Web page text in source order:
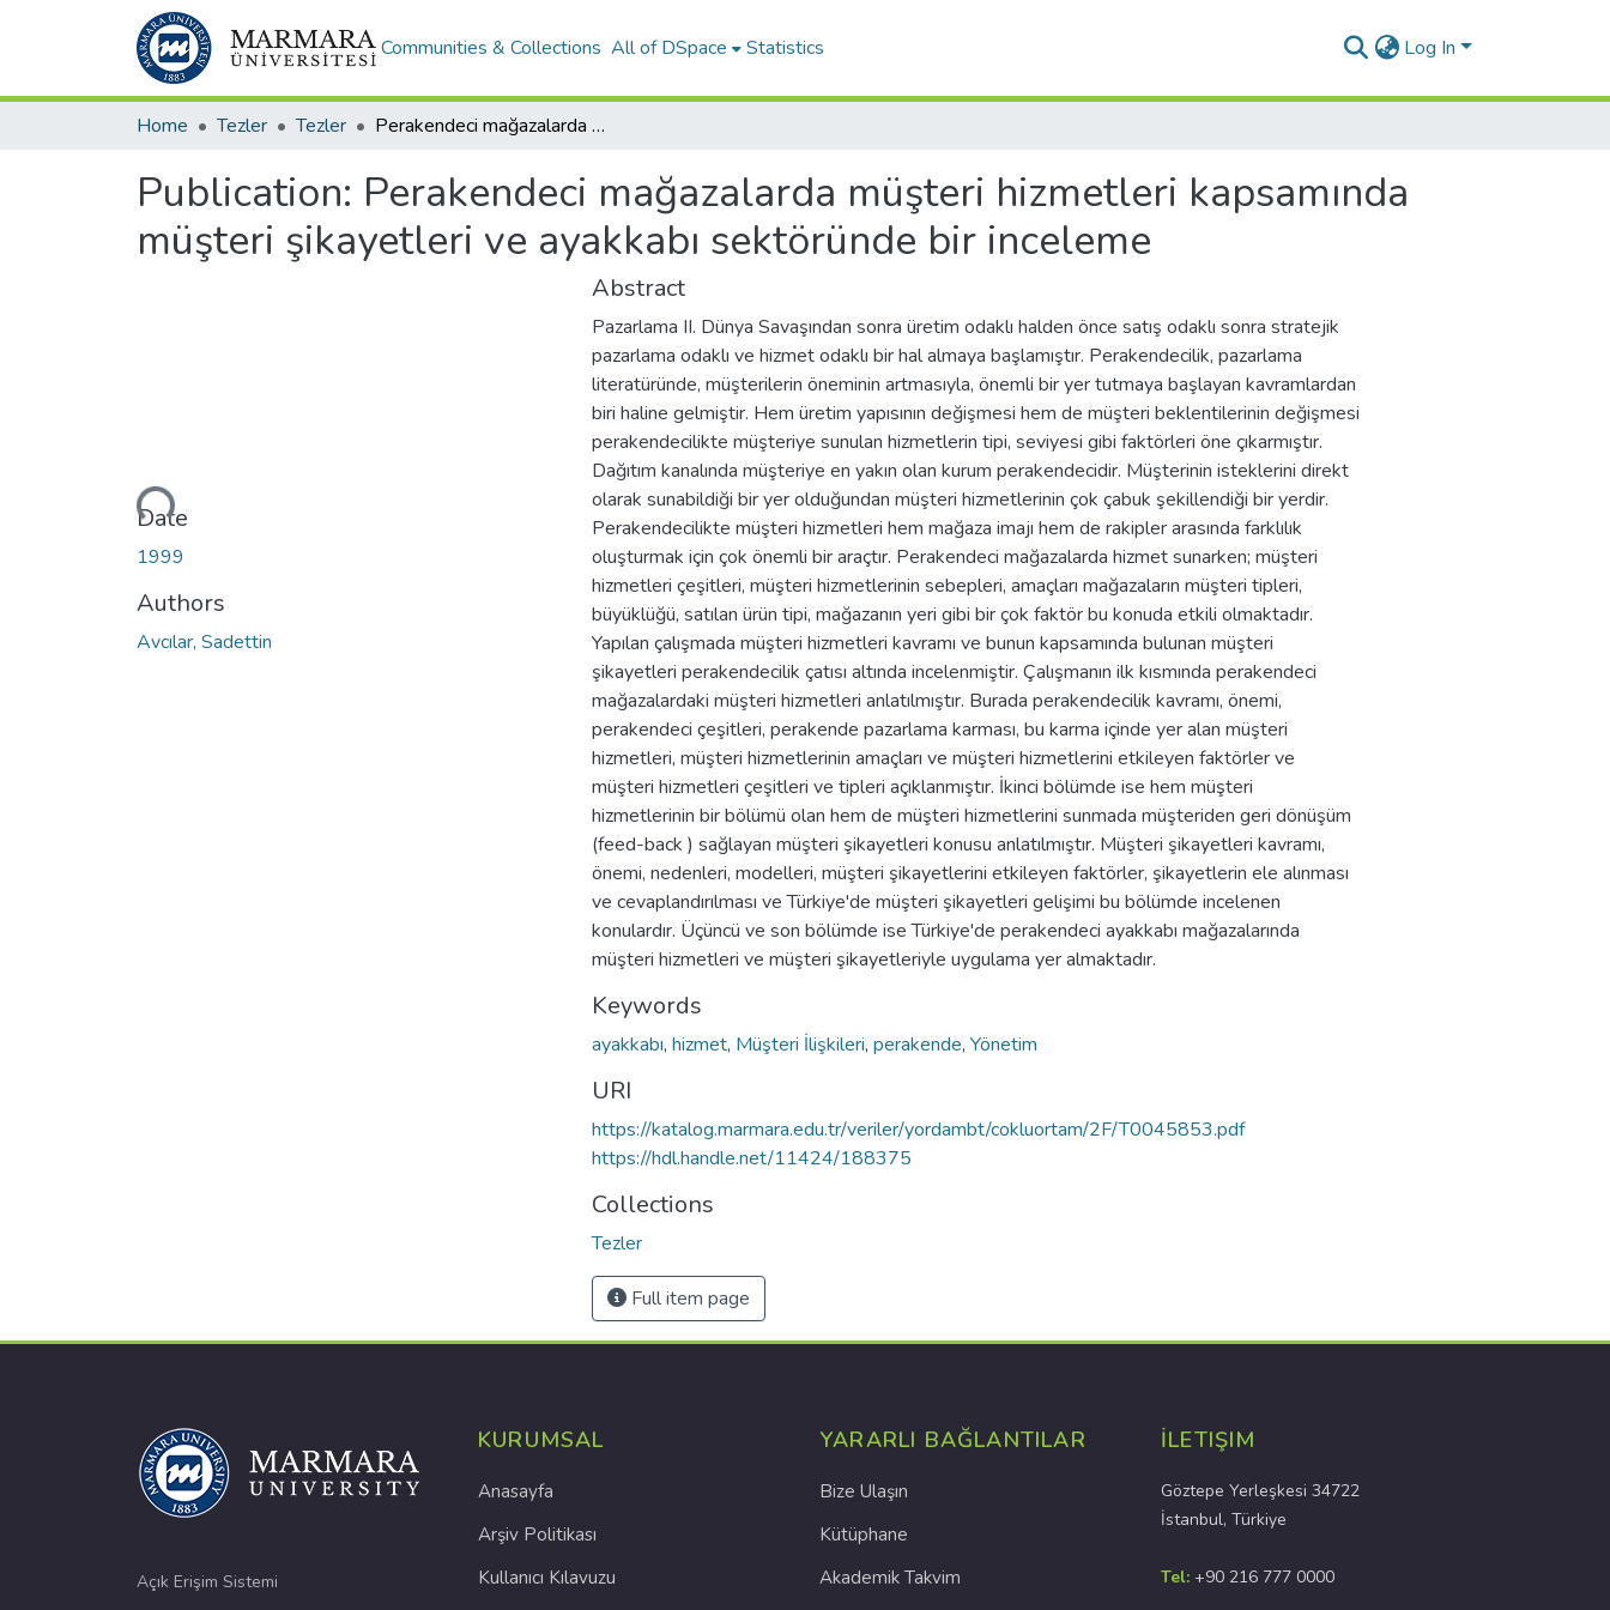
Communities & Collections All of DSpace Statistics Log In
Home Tezler Tezler Perakendeci mağazalarda müşteri hizmetleri kapsamında müşteri şikayetleri ve ayakkabı sektöründe bir inceleme
Publication: Perakendeci mağazalarda müşteri hizmetleri kapsamında
müşteri şikayetleri ve ayakkabı sektöründe bir inceleme
Loading...
Date
1999
Authors
Avcılar, Sadettin
Abstract
Pazarlama II. Dünya Savaşından sonra üretim odaklı halden önce satış odaklı sonra stratejik
pazarlama odaklı ve hizmet odaklı bir hal almaya başlamıştır. Perakendecilik, pazarlama
literatüründe, müşterilerin öneminin artmasıyla, önemli bir yer tutmaya başlayan kavramlardan
biri haline gelmiştir. Hem üretim yapısının değişmesi hem de müşteri beklentilerinin değişmesi
perakendecilikte müşteriye sunulan hizmetlerin tipi, seviyesi gibi faktörleri öne çıkarmıştır.
Dağıtım kanalında müşteriye en yakın olan kurum perakendecidir. Müşterinin isteklerini direkt
olarak sunabildiği bir yer olduğundan müşteri hizmetlerinin çok çabuk şekillendiği bir yerdir.
Perakendecilikte müşteri hizmetleri hem mağaza imajı hem de rakipler arasında farklılık
oluşturmak için çok önemli bir araçtır. Perakendeci mağazalarda hizmet sunarken; müşteri
hizmetleri çeşitleri, müşteri hizmetlerinin sebepleri, amaçları mağazaların müşteri tipleri,
büyüklüğü, satılan ürün tipi, mağazanın yeri gibi bir çok faktör bu konuda etkili olmaktadır.
Yapılan çalışmada müşteri hizmetleri kavramı ve bunun kapsamında bulunan müşteri
şikayetleri perakendecilik çatısı altında incelenmiştir. Çalışmanın ilk kısmında perakendeci
mağazalardaki müşteri hizmetleri anlatılmıştır. Burada perakendecilik kavramı, önemi,
perakendeci çeşitleri, perakende pazarlama karması, bu karma içinde yer alan müşteri
hizmetleri, müşteri hizmetlerinin amaçları ve müşteri hizmetlerini etkileyen faktörler ve
müşteri hizmetleri çeşitleri ve tipleri açıklanmıştır. İkinci bölümde ise hem müşteri
hizmetlerinin bir bölümü olan hem de müşteri hizmetlerini sunmada müşteriden geri dönüşüm
(feed-back ) sağlayan müşteri şikayetleri konusu anlatılmıştır. Müşteri şikayetleri kavramı,
önemi, nedenleri, modelleri, müşteri şikayetlerini etkileyen faktörler, şikayetlerin ele alınması
ve cevaplandırılması ve Türkiye'de müşteri şikayetleri gelişimi bu bölümde incelenen
konulardır. Üçüncü ve son bölümde ise Türkiye'de perakendeci ayakkabı mağazalarında
müşteri hizmetleri ve müşteri şikayetleriyle uygulama yer almaktadır.
Keywords
ayakkabı, hizmet, Müşteri İlişkileri, perakende, Yönetim
URI
https://katalog.marmara.edu.tr/veriler/yordambt/cokluortam/2F/T0045853.pdf
https://hdl.handle.net/11424/188375
Collections
Tezler
Full item page
Açık Erişim Sistemi
KURUMSAL
Anasayfa
Arşiv Politikası
Kullanıcı Kılavuzu
YARARLI BAĞLANTILAR
Bize Ulaşın
Kütüphane
Akademik Takvim
İLETIŞIM
Göztepe Yerleşkesi 34722
İstanbul, Türkiye
Tel: +90 216 777 0000